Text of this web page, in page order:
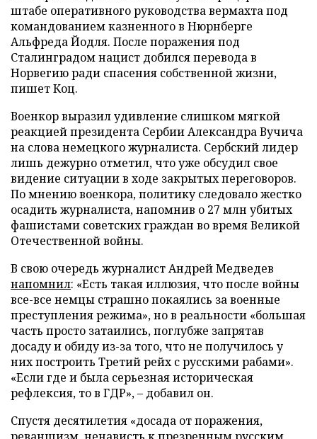
штабе оперативного руководства вермахта под
командованием казненного в Нюрнберге
Альфреда Йодля. После поражения под
Сталинградом нацист добился перевода в
Норвегию ради спасения собственной жизни,
пишет Коц.
Военкор выразил удивление слишком мягкой
реакцией президента Сербии Александра Вучича
на слова немецкого журналиста. Сербский лидер
лишь дежурно отметил, что уже обсудил свое
видение ситуации в ходе закрытых переговоров.
По мнению военкора, политику следовало жестко
осадить журналиста, напомнив о 27 млн убитых
фашистами советских граждан во время Великой
Отечественной войны.
В свою очередь журналист Андрей Медведев
напомнил: «Есть такая иллюзия, что после войны
все-все немцы страшно покаялись за военные
преступления режима», но в реальности «большая
часть просто затаились, поглубже запрятав
досаду и обиду из-за того, что не получилось у
них построить Третий рейх с русскими рабами».
«Если где и была серьезная историческая
рефлексия, то в ГДР», – добавил он.
Спустя десятилетия «досада от поражения,